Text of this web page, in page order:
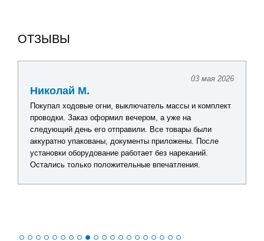
ОТЗЫВЫ
03 мая 2026
Николай М.
Покупал ходовые огни, выключатель массы и комплект
проводки. Заказ оформил вечером, а уже на
следующий день его отправили. Все товары были
аккуратно упакованы, документы приложены. После
установки оборудование работает без нареканий.
Остались только положительные впечатления.